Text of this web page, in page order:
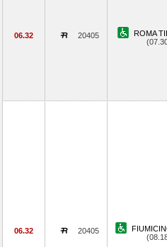
06.32 20405
ROMA
06.32 20405